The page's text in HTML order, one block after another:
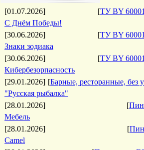
[01.07.2026] [ТУ BY
С Днём Победы!
[30.06.2026]
[ТУ BY
Знаки зодиака
[30.06.2026]
[ТУ BY
Кибербезорпасность
[29.01.2026] [Барные, ресторанные, без
"Русская рыбалка"
[28.01.2026]
[
Мебель
[28.01.2026]
[
Camel